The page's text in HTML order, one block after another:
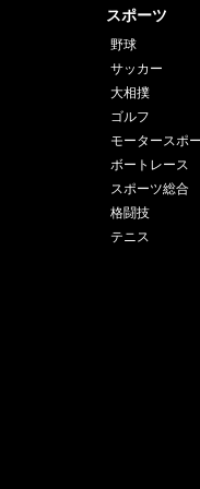
スポーツ
野球
サッカー
大相撲
ゴルフ
モータースポ
ボートレース
スポーツ総合
格闘技
テニス